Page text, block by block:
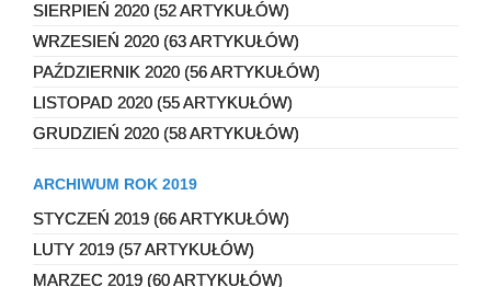
SIERPIEŃ 2020 (52 ARTYKUŁÓW)
WRZESIEŃ 2020 (63 ARTYKUŁÓW)
PAŹDZIERNIK 2020 (56 ARTYKUŁÓW)
LISTOPAD 2020 (55 ARTYKUŁÓW)
GRUDZIEŃ 2020 (58 ARTYKUŁÓW)
ARCHIWUM ROK 2019
STYCZEŃ 2019 (66 ARTYKUŁÓW)
LUTY 2019 (57 ARTYKUŁÓW)
MARZEC 2019 (60 ARTYKUŁÓW)